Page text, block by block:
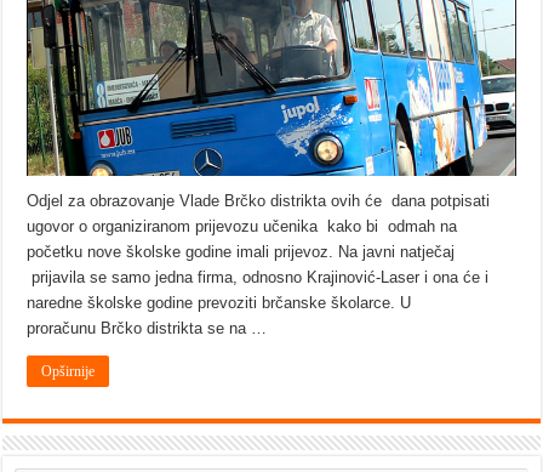
Odjel za obrazovanje Vlade Brčko distrikta ovih će dana potpisati
ugovor o organiziranom prijevozu učenika kako bi odmah na
početku nove školske godine imali prijevoz. Na javni natječaj
prijavila se samo jedna firma, odnosno Krajinović-Laser i ona će i
naredne školske godine prevoziti brčanske školarce. U
proračunu Brčko distrikta se na …
Opširnije